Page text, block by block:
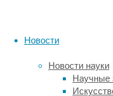
Новости
Новости науки
Научные
(США)
как
сложные